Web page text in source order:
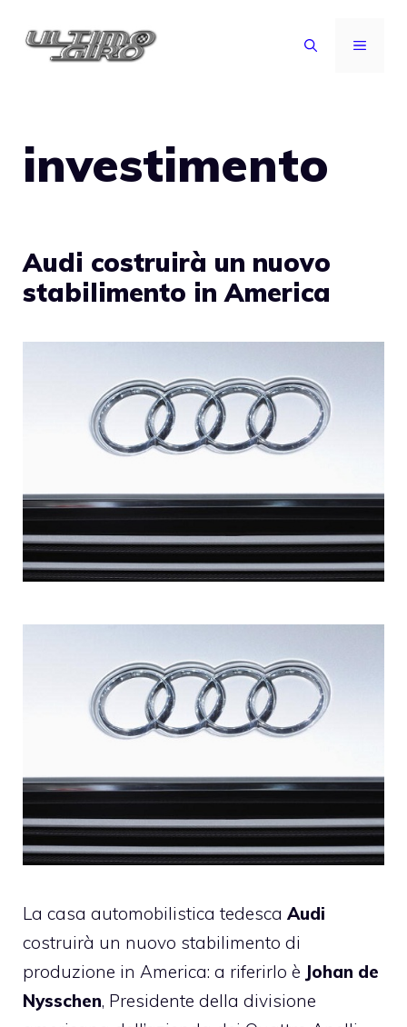
MENU
investimento
Audi costruirà un nuovo
stabilimento in America
La casa automobilistica tedesca Audi
costruirà un nuovo stabilimento di
produzione in America: a riferirlo è Johan de
Nysschen, Presidente della divisione